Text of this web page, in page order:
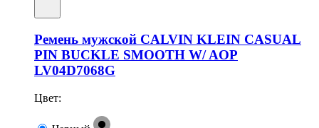
Ремень мужской CALVIN KLEIN CASUAL
PIN BUCKLE SMOOTH W/ AOP
LV04D7068G
Цвет: